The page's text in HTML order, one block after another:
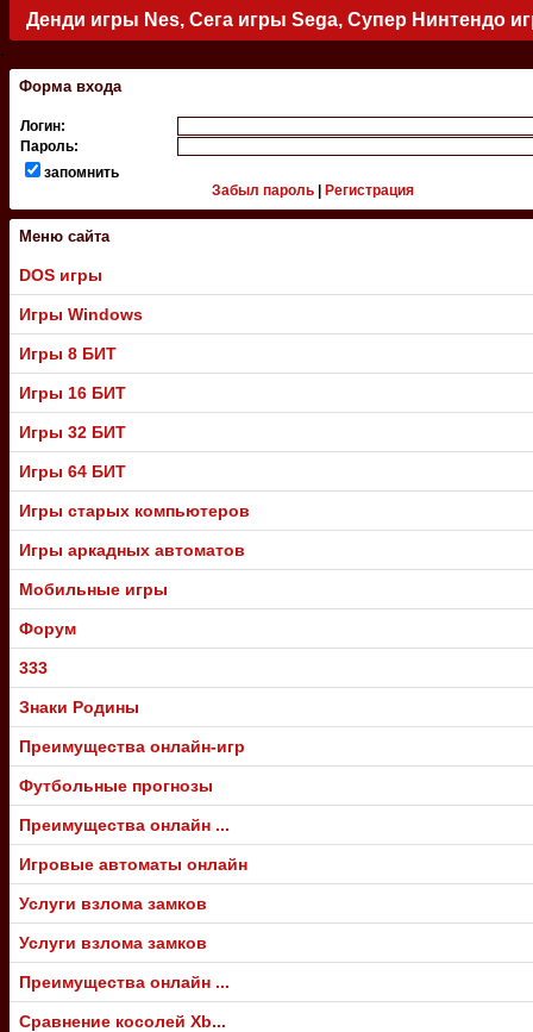
Денди игры Nes, Сега игры Sega, Супер Нинтендо
.
Форма входа
Логин:
Пароль:
запомнить
Забыл пароль
Регистрация
Меню сайта
DOS игры
Игры Windows
Игры 8 БИТ
Игры 16 БИТ
Игры 32 БИТ
Игры 64 БИТ
Игры старых компьютеров
Игры аркадных автоматов
Мобильные игры
Форум
333
Знаки Родины
Преимущества онлайн-игр
Футбольные прогнозы
Преимущества онлайн ...
Игровые автоматы онлайн
Услуги взлома замков
Услуги взлома замков
Преимущества онлайн ...
Сравнение косолей Xb...